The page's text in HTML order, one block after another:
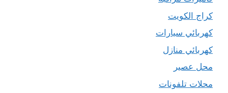
كراج الكويت
كهربائي سيارات
كهربائي منازل
محل عصير
محلات تلفونات